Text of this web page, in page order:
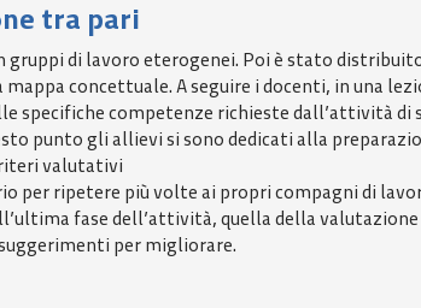
tra pari
di lavoro eterogenei. Poi è stato
concettuale. A seguire i docenti, in una
specifiche competenze richieste dall’attività di
punto gli allievi si sono dedicati alla
valutativi
per ripetere più volte ai propri compagni di
fase dell’attività, quella della
per migliorare.